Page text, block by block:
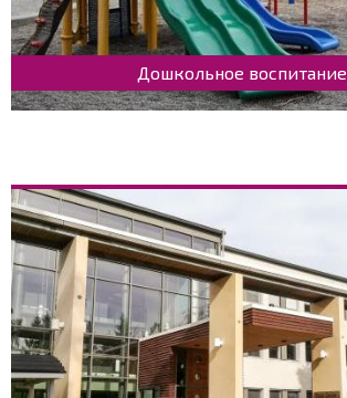
Дошкольное воспитание